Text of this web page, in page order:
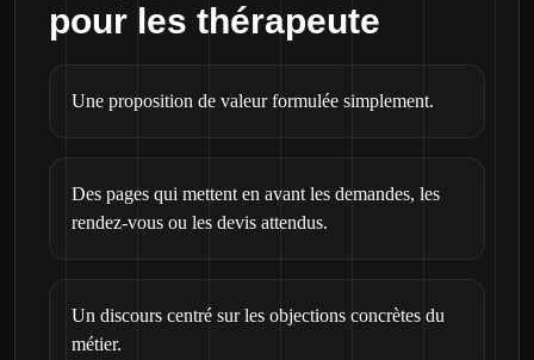
pour les thérapeute
Une proposition de valeur formulée simplement.
Des pages qui mettent en avant les demandes, les
rendez-vous ou les devis attendus.
Un discours centré sur les objections concrètes du
métier.